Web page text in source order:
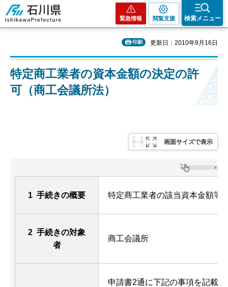
石川県
緊急情報 閲覧支援 検索メニュー
印刷 更新日：2010年9月16日
特定商工業者の資本金額の決定の許
可（商工会議所法）
画面サイズで表示
1 手続きの概要 特定商工業者の該当資本金額等
2 手続きの対象
者
商工会議所
申請書2通に下記の事項を記載